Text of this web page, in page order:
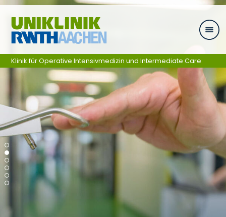
Skip navigation
Klinik für Operative Intensivmedizin und Intermediate Care